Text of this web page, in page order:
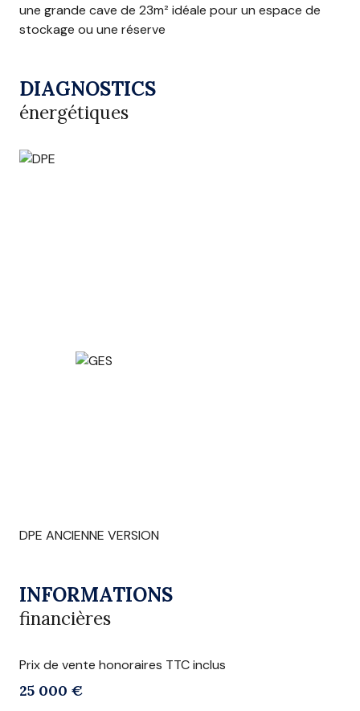
une grande cave de 23m² idéale pour un espace de
stockage ou une réserve
DIAGNOSTICS
énergétiques
DPE ANCIENNE VERSION
INFORMATIONS
financières
Prix de vente honoraires TTC inclus
25 000 €